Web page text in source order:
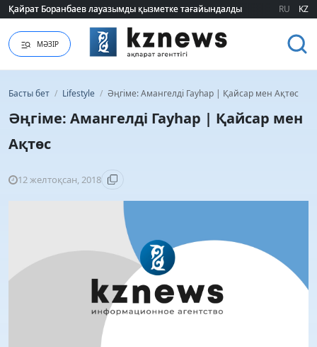
Қайрат Боранбаев лауазымды қызметке тағайындалды
Қайрат Боранбаев лауазымды қызметке тағайындалды RU KZ
МӘЗІР
Басты бет / Lifestyle / Әңгіме: Амангелді Гауһар | Қайсар мен Ақтөс
Әңгіме: Амангелді Гауһар | Қайсар мен
Ақтөс
12 желтоқсан, 2018